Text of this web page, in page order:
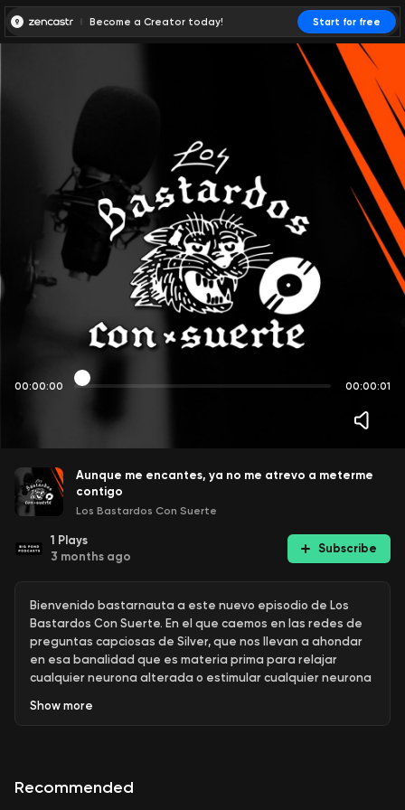
Become a Creator today! Start for free
00:00:00 00:00:01
Aunque me encantes, ya no me atrevo a meterme
contigo
Los Bastardos Con Suerte
1 Plays
3 months ago
Subscribe
Bienvenido bastarnauta a este nuevo episodio de Los
Bastardos Con Suerte. En el que caemos en las redes de
preguntas capciosas de Silver, que nos llevan a ahondar
en esa banalidad que es materia prima para relajar
cualquier neurona alterada o estimular cualquier neurona
electrizan.
Show more
Recommended